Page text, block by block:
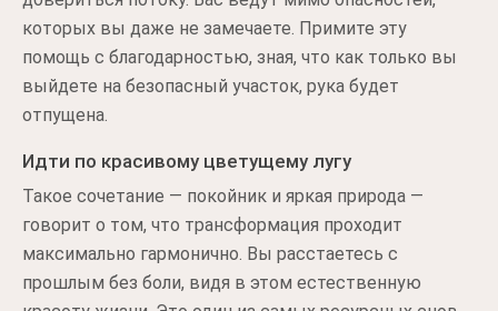
которых вы даже не замечаете. Примите эту
помощь с благодарностью, зная, что как только вы
выйдете на безопасный участок, рука будет
отпущена.
Идти по красивому цветущему лугу
Такое сочетание — покойник и яркая природа —
говорит о том, что трансформация проходит
максимально гармонично. Вы расстаетесь с
прошлым без боли, видя в этом естественную